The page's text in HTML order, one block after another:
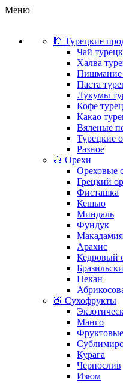
Меню
🕌 Турецкие
Чай
Халва
Пишмание
Паста
Лукумы
Кофе
Какао
Вяленые
Турецкие
Разное
🌰 Орехи
Ореховые
Грецкий
Фисташка
Кешью
Миндаль
Фундук
Макадамия
Арахис
Кедровый
Пекан
🍑 Сухофрукты
Манго
Курага
Чернослив
Изюм